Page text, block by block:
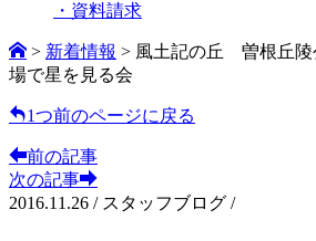
・資料請求
> 新着情報 > 風土記の丘 曽根丘
場で星を見る会
1つ前のページに戻る
前の記事
次の記事
2016.11.26 / スタッフブログ /